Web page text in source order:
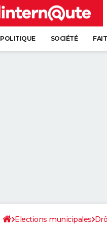
POLITIQUE SOCIÉTÉ
Elections municipales